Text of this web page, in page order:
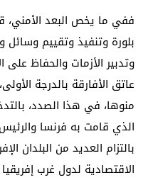
ففي ما يخص البعد الأمني،
بلورة وتنفيذ وتقييم وسائل
وتدبير الأزمات والحفاظ على
عاتق الأفارقة بالدرجة
منوها، في هذا الصدد،
الذي قامت به فرنسا
بالتزام العديد من البلدان
الاقتصادية لدول غرب